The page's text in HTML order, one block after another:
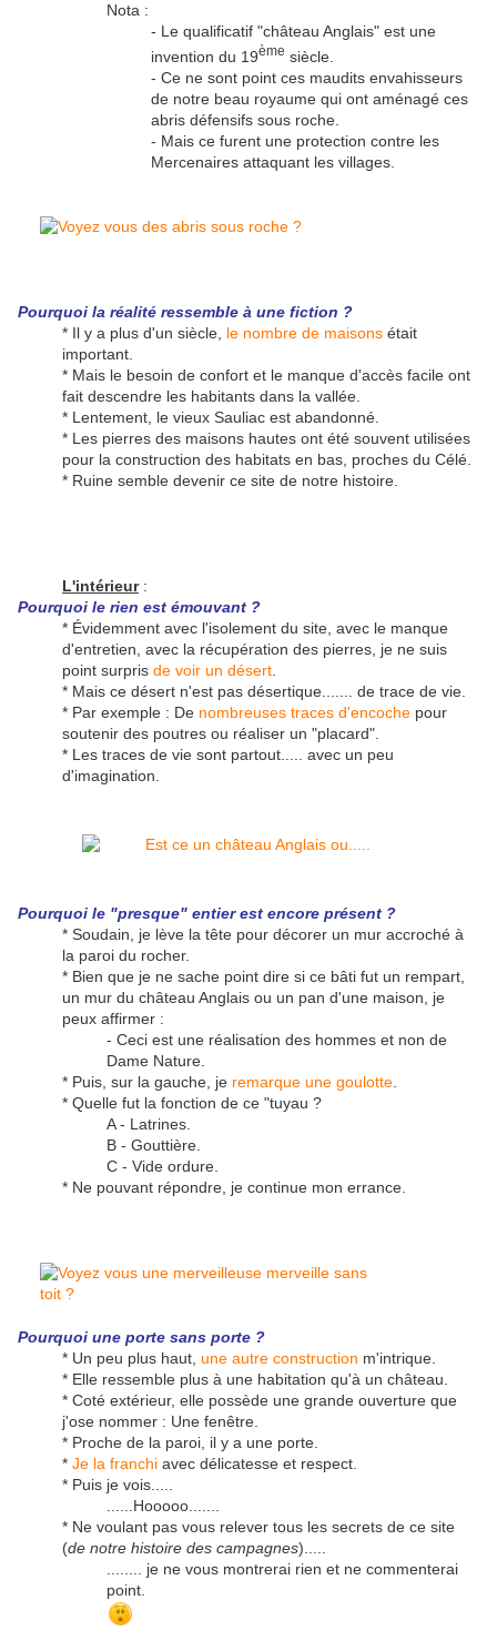
Nota :
- Le qualificatif "château Anglais" est une
invention du 19ème siècle.
- Ce ne sont point ces maudits envahisseurs
de notre beau royaume qui ont aménagé ces
abris défensifs sous roche.
- Mais ce furent une protection contre les
Mercenaires attaquant les villages.
Pourquoi la réalité ressemble à une fiction ?
* Il y a plus d'un siècle, le nombre de maisons était
important.
* Mais le besoin de confort et le manque d'accès facile ont
fait descendre les habitants dans la vallée.
* Lentement, le vieux Sauliac est abandonné.
* Les pierres des maisons hautes ont été souvent utilisées
pour la construction des habitats en bas, proches du Célé.
* Ruine semble devenir ce site de notre histoire.
L'intérieur:
Pourquoi le rien est émouvant ?
* Évidemment avec l'isolement du site, avec le manque
d'entretien, avec la récupération des pierres, je ne suis
point surpris de voir un désert
* Mais ce désert n'est pas désertique....... de trace de vie.
* Par exemple : De nombreuses traces d'encoche pour
soutenir des poutres ou réaliser un "placard".
* Les traces de vie sont partout..... avec un peu
d'imagination.
Pourquoi le "presque" entier est encore présent ?
* Soudain, je lève la tête pour décorer un mur accroché à
la paroi du rocher.
* Bien que je ne sache point dire si ce bâti fut un rempart,
un mur du château Anglais ou un pan d'une maison, je
peux affirmer :
- Ceci est une réalisation des hommes et non de
Dame Nature.
* Puis, sur la gauche, je remarque une goulotte
* Quelle fut la fonction de ce "tuyau ?
A - Latrines.
B - Gouttière.
C - Vide ordure.
* Ne pouvant répondre, je continue mon errance.
Pourquoi une porte sans porte ?
* Un peu plus haut, une autre construction m'intrique.
* Elle ressemble plus à une habitation qu'à un château.
* Coté extérieur, elle possède une grande ouverture que
j'ose nommer : Une fenêtre.
* Proche de la paroi, il y a une porte.
* Je la franchi avec délicatesse et respect.
* Puis je vois.....
......Hooooo.......
* Ne voulant pas vous relever tous les secrets de ce site
(de notre histoire des campagnes).....
........ je ne vous montrerai rien et ne commenterai
point.